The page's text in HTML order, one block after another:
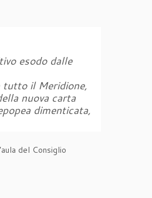
esodo dalle
tutto il Meridione,
nuova carta
dimenticata,
del Consiglio